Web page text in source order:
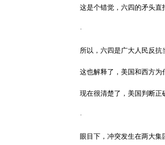
这是个错觉，六四的矛头直
·
所以，六四是广大人民反
这也解释了，美国和西方
现在很清楚了，美国判断正
·
眼目下，冲突发生在两大